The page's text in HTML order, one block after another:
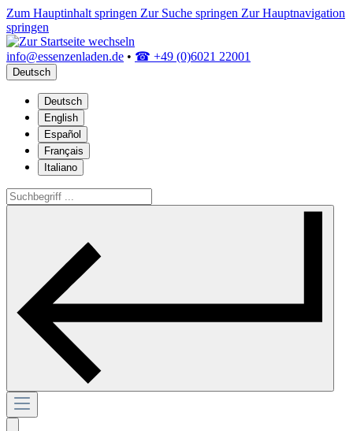
Zum Hauptinhalt springen Zur Suche springen Zur Hauptnavigation
springen
info@essenzenladen.de • ☎ +49 (0)6021 22001
Deutsch
Deutsch
English
Español
Français
Italiano